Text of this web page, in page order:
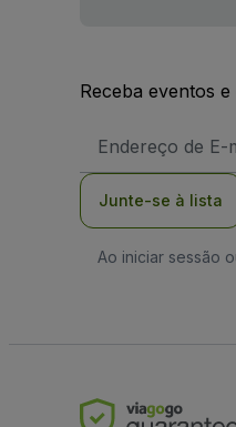
Receba eventos
de
Junte-se à lista
Ao iniciar sessão